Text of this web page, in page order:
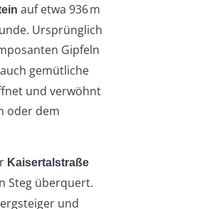
auf etwa 936 m
Ursprünglich
Gipfeln
gemütliche
und verwöhnt
oder dem
Kaisertalstraße
Steg überquert.
und